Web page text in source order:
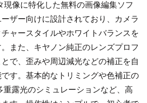
現像に特化した無料の画像編集ソフ
ーザー向けに設計されており、カメラ
ャースタイルやホワイトバランスを
また、キヤノン純正のレンズプロフ
で、歪みや周辺減光などの補正を自
す。基本的なトリミングや色補正の
重露光のシミュレーションなど、高